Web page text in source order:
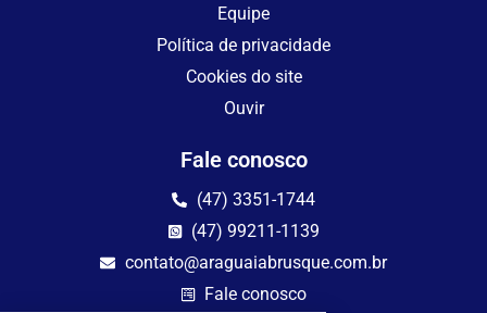
Equipe
Política de privacidade
Cookies do site
Ouvir
Fale conosco
(47) 3351-1744
(47) 99211-1139
contato@araguaiabrusque.com.br
Fale conosco